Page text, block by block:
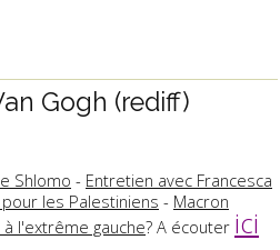
Gogh (rediff)
Shlomo - Entretien avec Francesca
les Palestiniens - Macron
à l'extrême gauche? A écouter ici